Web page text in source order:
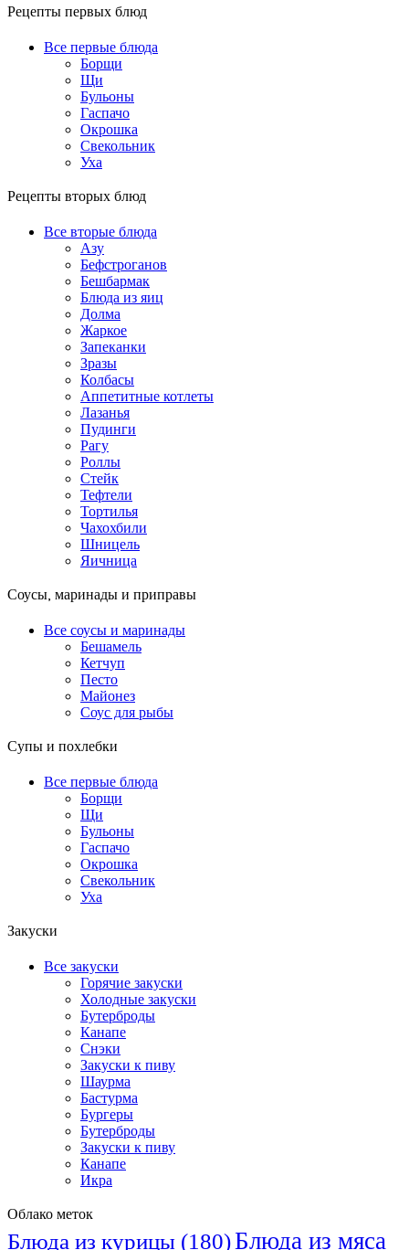
Рецепты первых блюд
Все первые блюда
Борщи
Щи
Бульоны
Гаспачо
Окрошка
Свекольник
Уха
Рецепты вторых блюд
Все вторые блюда
Азу
Бефстроганов
Бешбармак
Блюда из яиц
Долма
Жаркое
Запеканки
Зразы
Колбасы
Аппетитные котлеты
Лазанья
Пудинги
Рагу
Роллы
Стейк
Тефтели
Тортилья
Чахохбили
Шницель
Яичница
Соусы, маринады и приправы
Все соусы и маринады
Бешамель
Кетчуп
Песто
Майонез
Соус для рыбы
Супы и похлебки
Все первые блюда
Борщи
Щи
Бульоны
Гаспачо
Окрошка
Свекольник
Уха
Закуски
Все закуски
Горячие закуски
Холодные закуски
Бутерброды
Канапе
Снэки
Закуски к пиву
Шаурма
Бастурма
Бургеры
Бутерброды
Закуски к пиву
Канапе
Икра
Облако меток
Блюда из курицы (180)Блюда из мяса